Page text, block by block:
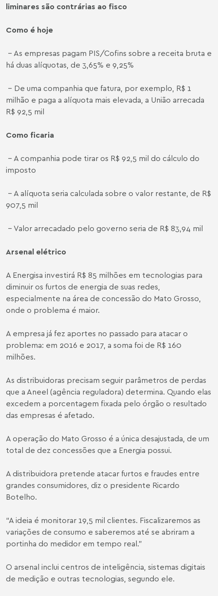
liminares são contrárias ao fisco
Como é hoje
- As empresas pagam PIS/Cofins sobre a receita bruta e
há duas alíquotas, de 3,65% e 9,25%
- De uma companhia que fatura, por exemplo, R$ 1
milhão e paga a alíquota mais elevada, a União arrecada
R$ 92,5 mil
Como ficaria
- A companhia pode tirar os R$ 92,5 mil do cálculo do
imposto
- A alíquota seria calculada sobre o valor restante, de R$
907,5 mil
- Valor arrecadado pelo governo seria de R$ 83,94 mil
Arsenal elétrico
A Energisa investirá R$ 85 milhões em tecnologias para
diminuir os furtos de energia de suas redes,
especialmente na área de concessão do Mato Grosso,
onde o problema é maior.
A empresa já fez aportes no passado para atacar o
problema: em 2016 e 2017, a soma foi de R$ 160
milhões.
As distribuidoras precisam seguir parâmetros de perdas
que a Aneel (agência reguladora) determina. Quando elas
excedem a porcentagem fixada pelo órgão o resultado
das empresas é afetado.
A operação do Mato Grosso é a única desajustada, de um
total de dez concessões que a Energia possui.
A distribuidora pretende atacar furtos e fraudes entre
grandes consumidores, diz o presidente Ricardo
Botelho.
“A ideia é monitorar 19,5 mil clientes. Fiscalizaremos as
variações de consumo e saberemos até se abriram a
portinha do medidor em tempo real.”
O arsenal inclui centros de inteligência, sistemas digitais
de medição e outras tecnologias, segundo ele.